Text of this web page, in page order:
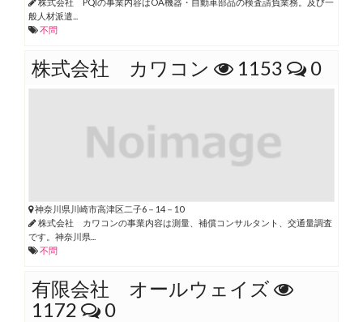
般人材派遣...
不問
株式会社 カワコン 1153 0
神奈川県川崎市高津区二子6－14－10
株式会社 カワコンの事業内容は測量、補償コンサルタント、交通量調査
です。神奈川県...
不問
有限会社 オールウェイズ
1172
0